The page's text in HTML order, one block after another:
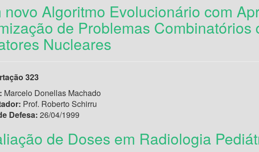
novo Algoritmo Evolucionário com
de Problemas Combinatórios
Nucleares
323
Marcelo Donellas Machado
Prof. Roberto Schirru
Defesa: 26/04/1999
de Doses em Radiologia